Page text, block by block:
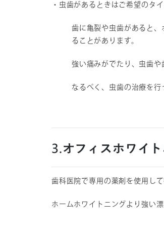
・虫歯があるときはご希望のタ
歯に亀裂や虫歯があると、
ることがあります。
強い痛みがでたり、虫歯や
なるべく、虫歯の治療を行
3.オフィスホワイ
歯科医院で専用の薬剤を使用して
ホームホワイトニングより強い